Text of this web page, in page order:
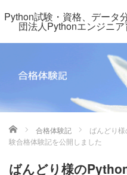
Python試験・資格、データ
団法人Pythonエンジニ
ホーム 合格体験記
ばんどり
験合格体験記を公開しました
ばんどり様の